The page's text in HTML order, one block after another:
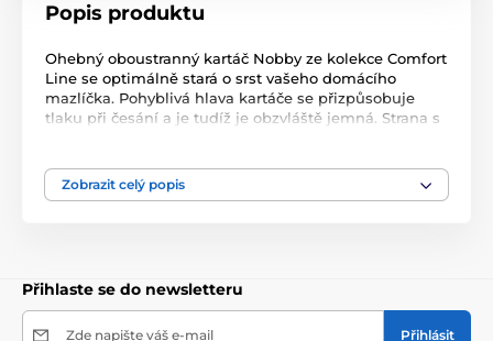
Popis produktu
Ohebný oboustranný kartáč Nobby ze kolekce Comfort
Line se optimálně stará o srst vašeho domácího
mazlíčka. Pohyblivá hlava kartáče se přizpůsobuje
tlaku při česání a je tudíž je obzvláště jemná. Strana s
zatímco strana s měkkými gumovými hroty je určena
pro jemnou masáž s finálním vyleštěním srsti. Kartáč
Zobrazit celý popis
Přihlaste se do newsletteru
Zde napište váš e-mail Přihlásit